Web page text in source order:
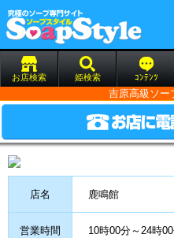
お店検索 姫検索 ｺﾝﾃﾝﾂ
吉原高級ソー
店名 鹿鳴館
営業時間 10時00分～24時